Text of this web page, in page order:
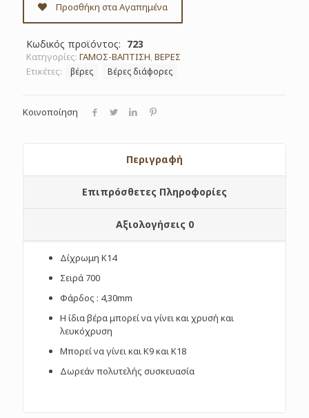
Προσθήκη στα Αγαπημένα
Κωδικός προϊόντος: 723
Κατηγορίες: ΓΑΜΟΣ-ΒΑΠΤΙΣΗ,ΒΕΡΕΣ
Ετικέτες:
βέρες Βέρες διάφορες
Κοινοποίηση
Περιγραφή
Επιπρόσθετες Πληροφορίες
Αξιολογήσεις 0
Δίχρωμη Κ14
Σειρά 700
Φάρδος : 4,30mm
Η ίδια βέρα μπορεί να γίνει και χρυσή και
λευκόχρυση
Μπορεί να γίνει και Κ9 και Κ18
Δωρεάν πολυτελής συσκευασία